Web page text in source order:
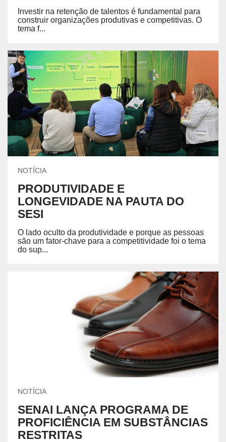
Investir na retenção de talentos é fundamental para
construir organizações produtivas e competitivas. O
tema f...
NOTÍCIA
PRODUTIVIDADE E
LONGEVIDADE NA PAUTA DO
SESI
O lado oculto da produtividade e porque as pessoas
são um fator-chave para a competitividade foi o tema
do sup...
NOTÍCIA
SENAI LANÇA PROGRAMA DE
PROFICIÊNCIA EM SUBSTÂNCIAS
RESTRITAS